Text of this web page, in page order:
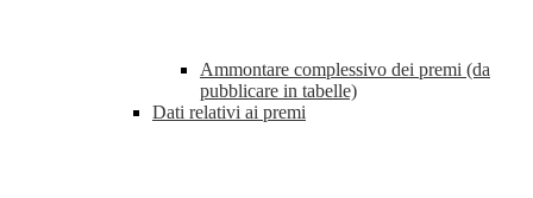
Ammontare complessivo dei premi (da
pubblicare in tabelle)
Dati relativi ai premi